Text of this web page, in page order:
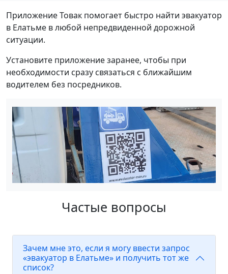
Приложение Товак помогает быстро найти эвакуатор
в Елатьме в любой непредвиденной дорожной
ситуации.
Установите приложение заранее, чтобы при
необходимости сразу связаться с ближайшим
водителем без посредников.
Частые вопросы
Зачем мне это, если я могу ввести запрос
«эвакуатор в Елатьме» и получить тот же
список?